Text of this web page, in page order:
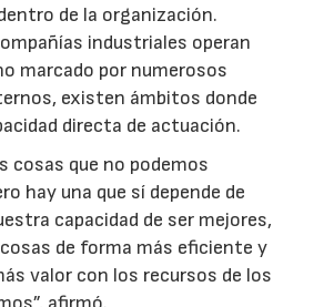
de la organización.
industriales operan
marcado por numerosos
existen ámbitos donde
directa de actuación.
cosas que no podemos
hay una que sí depende de
capacidad de ser mejores,
de forma más eficiente y
valor con los recursos de los